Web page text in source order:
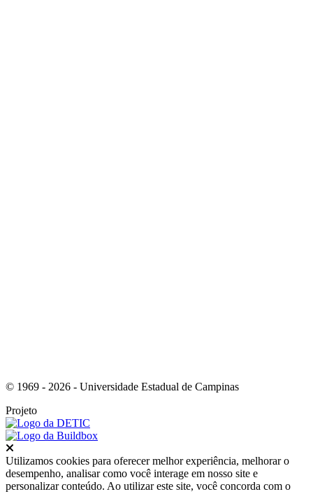
© 1969 - 2026 - Universidade Estadual de Campinas
Projeto
Utilizamos cookies para oferecer melhor experiência, melhorar o
desempenho, analisar como você interage em nosso site e
personalizar conteúdo. Ao utilizar este site, você concorda com o